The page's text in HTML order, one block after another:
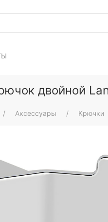
двойной
Аксессуары Крючки